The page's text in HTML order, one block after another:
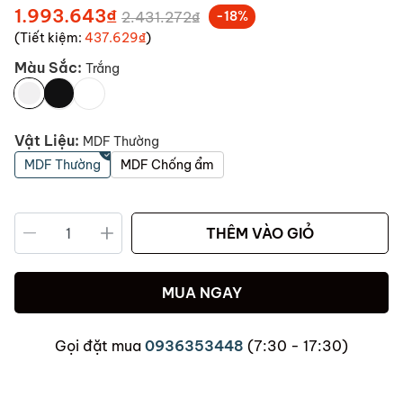
1.993.643₫ 2.431.272₫
-18%
(Tiết kiệm: 437.629₫)
Màu Sắc: Trắng
Vật Liệu: MDF Thường
MDF Thường
MDF Chống ẩm
THÊM VÀO GIỎ
MUA NGAY
Gọi đặt mua 0936353448 (7:30 - 17:30)